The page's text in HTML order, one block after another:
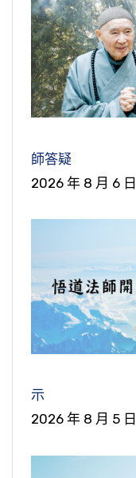
師答疑
2026 年 8 月 6 日
示
2026 年 8 月 5 日